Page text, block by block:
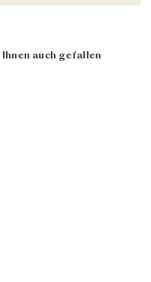
Ihnen auch gefallen